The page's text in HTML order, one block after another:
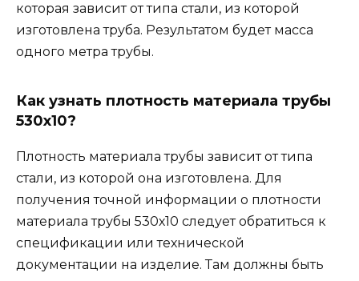
которая зависит от типа стали, из которой
изготовлена труба. Результатом будет масса
одного метра трубы.
Как узнать плотность материала трубы
530х10?
Плотность материала трубы зависит от типа
стали, из которой она изготовлена. Для
получения точной информации о плотности
материала трубы 530х10 следует обратиться к
спецификации или технической
документации на изделие. Там должны быть